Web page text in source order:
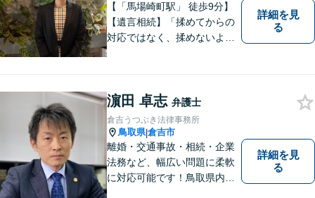
【「馬場崎町駅」 徒歩9分】
【遺言相続】「揉めてからの
対応ではなく、揉めないよう
決を目指します。 どんな些細
なことでもお気軽にご相談く
ださい。【弁護士歴15年以
上】
詳細を見
る
濵田 卓志 弁護士
倉吉うつぶき法律事務所
鳥取県|倉吉市
離婚・交通事故・相続・企業
法務など、幅広い問題に柔軟
に対応可能です！鳥取県内の
詳細を見
る